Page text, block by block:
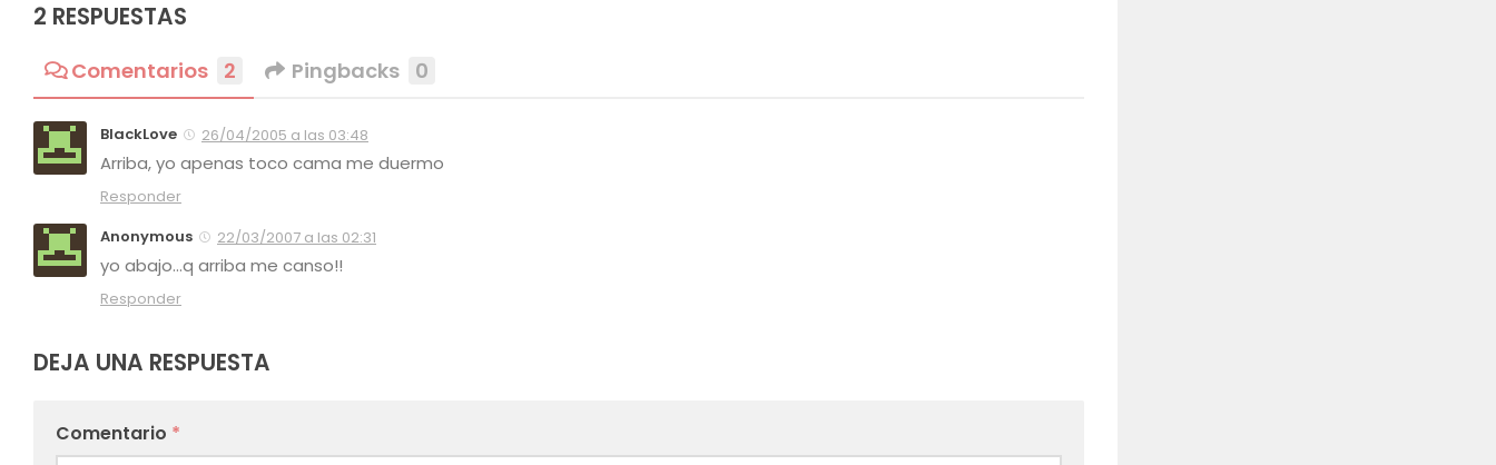
2 RESPUESTAS
Comentarios 2 Pingbacks 0
BlackLove 26/04/2005 a las 03:48
Arriba, yo apenas toco cama me duermo
Responder
Anonymous
22/03/2007 a las 02:31
yo abajo…q arriba me canso!!
Responder
DEJA UNA RESPUESTA
Comentario *